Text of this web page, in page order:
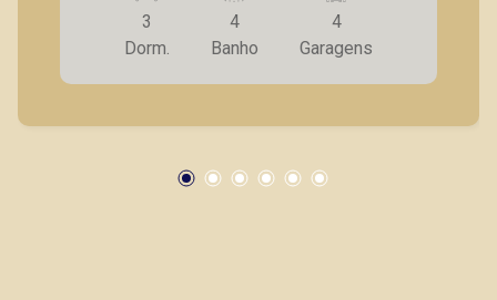
Murilo Bazilio
3
Dorm.
4
Banho
4
Garagens